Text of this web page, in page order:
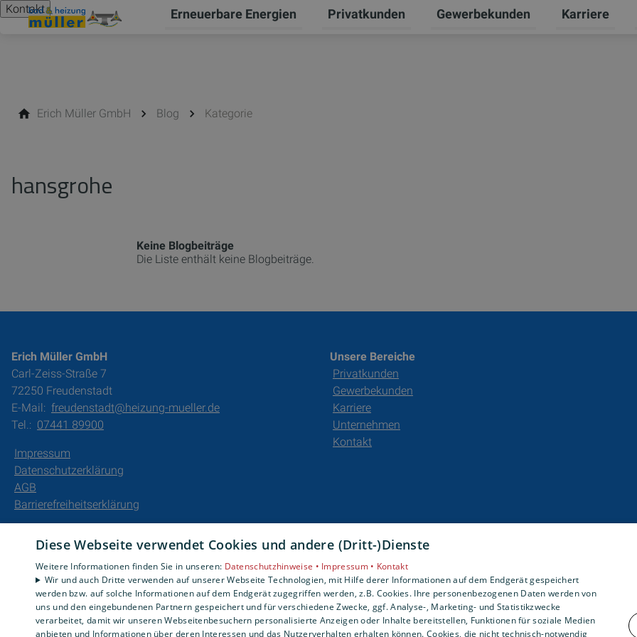
Kontakt Erneuerbare Energien
Untermenü für Erneuerbare Energien umschalten
Privatkunden
Untermenü für Privatkunden
Gewerbekunden
Untermenü
Karriere
Erich Müller GmbH Blog Kategorie
hansgrohe
Keine Blogbeiträge
Die Liste enthält keine Blogbeiträge.
Erich Müller GmbH
Carl-Zeiss-Straße 7
72250 Freudenstadt
E-Mail: freudenstadt@heizung-mueller.de
Tel.: 07441 89900
Impressum
Datenschutzerklärung
AGB
Barrierefreiheitserklärung
Unsere Bereiche
Privatkunden
Gewerbekunden
Karriere
Unternehmen
Kontakt
Diese Webseite verwendet Cookies und andere (Dritt-)Dienste
Weitere Informationen finden Sie in unseren: Datenschutzhinweise • Impressum • Kontakt
Wir und auch Dritte verwenden auf unserer Webseite Technologien, mit Hilfe derer Informationen auf dem Endgerät gespeichert
werden bzw. auf solche Informationen auf dem Endgerät zugegriffen werden, z.B. Cookies. Ihre personenbezogenen Daten werden von
uns und den eingebundenen Partnern gespeichert und für verschiedene Zwecke, ggf. Analyse-, Marketing- und Statistikzwecke
verarbeitet, damit wir unseren Webseitenbesuchern personalisierte Anzeigen oder Inhalte bereitstellen, Funktionen für soziale Medien
anbieten und Informationen über deren Interessen und das Nutzerverhalten erhalten können. Cookies, die nicht technisch-notwendig